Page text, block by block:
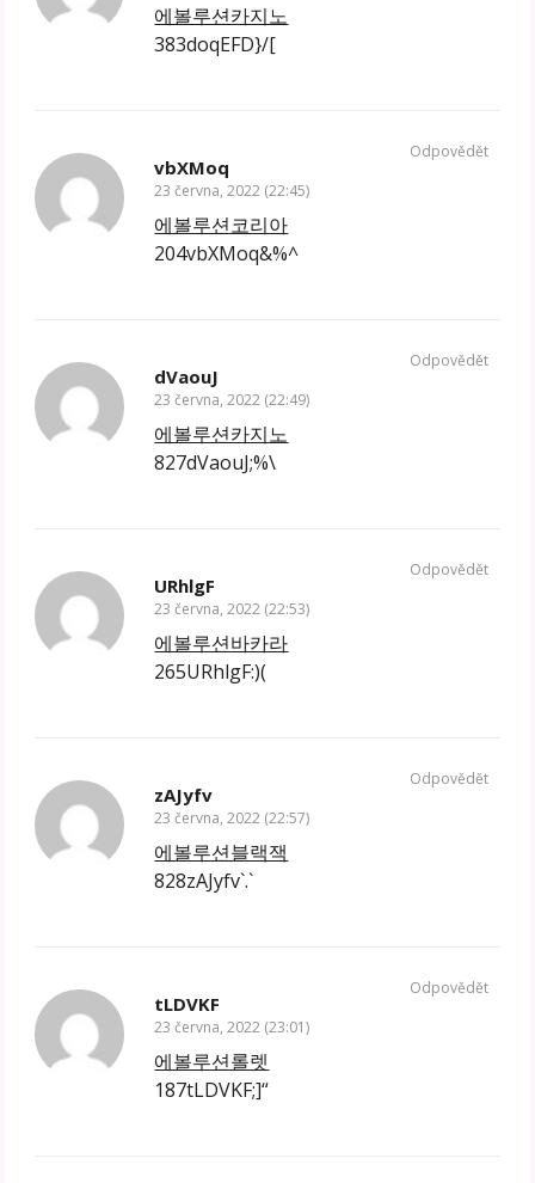
에볼루션카지노
383doqEFD}/[
vbXMoq
23 června, 2022 (22:45)
에볼루션코리아
204vbXMoq&%^
Odpovědět
dVaouJ
23 června, 2022 (22:49)
에볼루션카지노
827dVaouJ;%\
Odpovědět
URhlgF
23 června, 2022 (22:53)
에볼루션바카라
265URhlgF:)(
Odpovědět
zAJyfv
23 června, 2022 (22:57)
에볼루션블랙잭
828zAJyfv`.`
Odpovědět
tLDVKF
23 června, 2022 (23:01)
에볼루션롤렛
187tLDVKF;]“
Odpovědět